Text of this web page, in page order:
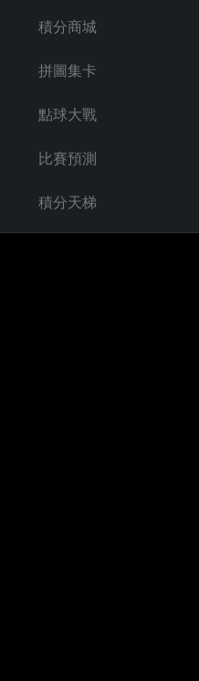
積分商城
拼圖集卡
點球大戰
比賽預測
積分天梯